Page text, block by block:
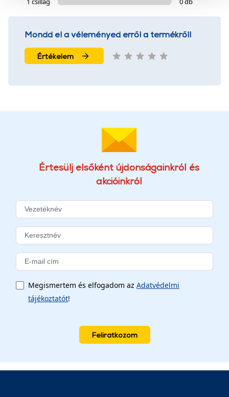
Mondd el a véleményed erről a termékről!
Értékelem
Értesülj elsőként újdonságainkról és
akcióinkról
Megismertem és elfogadom az Adatvédelmi
tájékoztatót!
Feliratkozom